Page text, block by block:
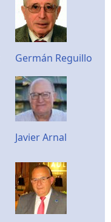
Germán Reguillo
Javier Arnal